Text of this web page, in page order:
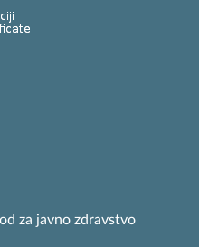
za javno zdravstvo